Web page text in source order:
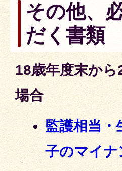
その他、
だく書類
18歳年度末か
場合
監護相当・
子のマイナ